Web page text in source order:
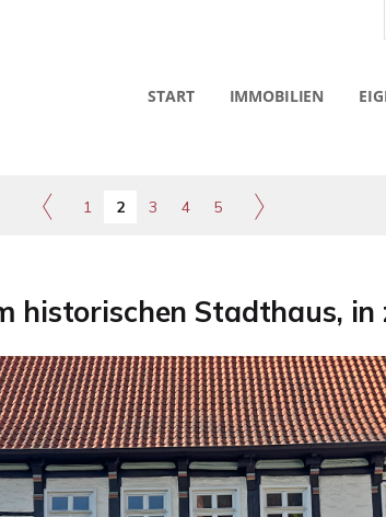
START IMMOBILIEN
1 2 3 4 5
historischen Stadthaus,